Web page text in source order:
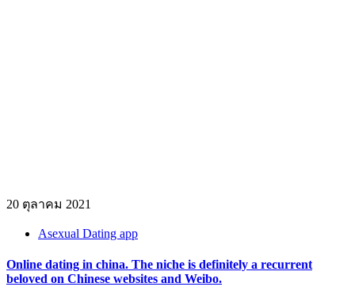
20 ตุลาคม 2021
Asexual Dating app
Online dating in china. The niche is definitely a recurrent
beloved on Chinese websites and Weibo.